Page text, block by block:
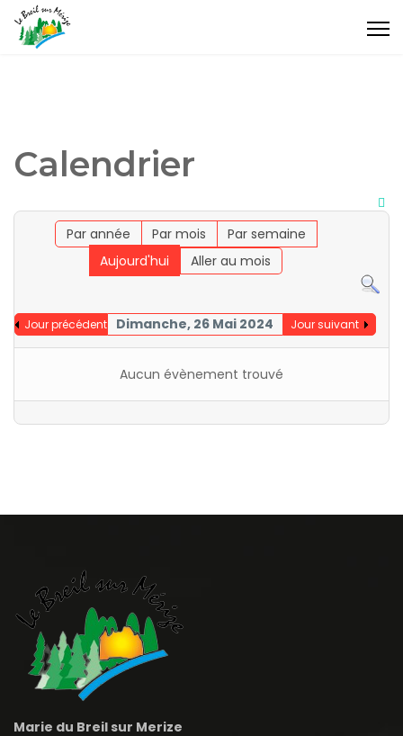
Calendrier
Par année Par mois
Par semaine
Aujourd'hui
Aller au mois
Jour précédent Dimanche, 26 Mai 2024 Jour suivant
Aucun évènement trouvé
Marie du Breil sur Merize